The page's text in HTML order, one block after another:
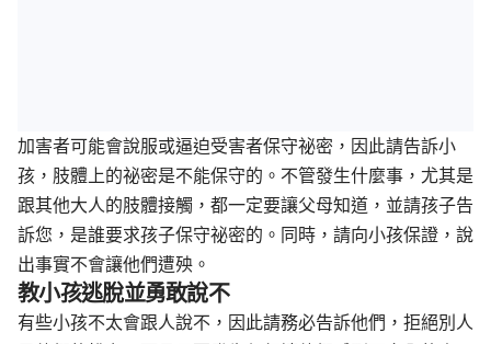
加害者可能會說服或逼迫受害者保守祕密，因此請告訴小
孩，肢體上的祕密是不能保守的。不管發生什麼事，尤其是
跟其他大人的肢體接觸，都一定要讓父母知道，並請孩子告
訴您，是誰要求孩子保守祕密的。同時，請向小孩保證，說
出事實不會讓他們遭殃。
教小孩逃脫並勇敢說不
有些小孩不太會跟人說不，因此請務必告訴他們，拒絕別人